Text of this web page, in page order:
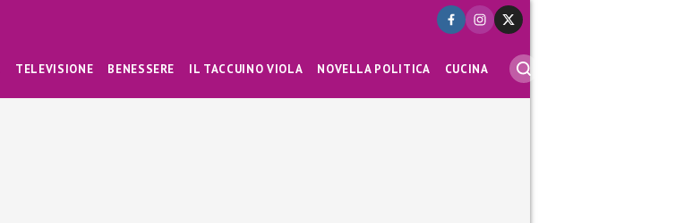
TELEVISIONE BENESSERE IL TACCUINO VIOLA NOVELLA POLITICA CUCINA